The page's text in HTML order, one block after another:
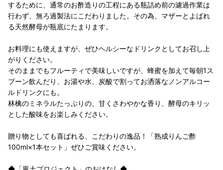
するために、通常のお酢造りの工程にある瓶詰め前の濾過作業は
行わず、無ろ過製法にこだわりました。その為、マザーとよばれ
る天然酵母が瓶底にたまります。
お料理にも使えますが、ぜひヘルシーなドリンクとしてお召し上
がりください。
そのままでもフルーティで美味しいですが、蜂蜜を加えて毎朝1ス
プーン飲んだり、お湯や水、炭酸で割ってお洒落なノンアルコー
ルドリンクにも。
林檎のミネラルたっぷりの、甘くさわやかな香り、酵母のキリッ
とした酸味をお楽しみください。
贈り物としても喜ばれる、こだわりの逸品！「熟成りんご酢
100ml×1本セット」ぜひご賞味ください。